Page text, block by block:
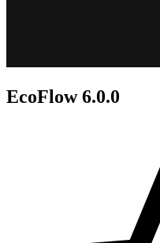
EcoFlow 6.0.0